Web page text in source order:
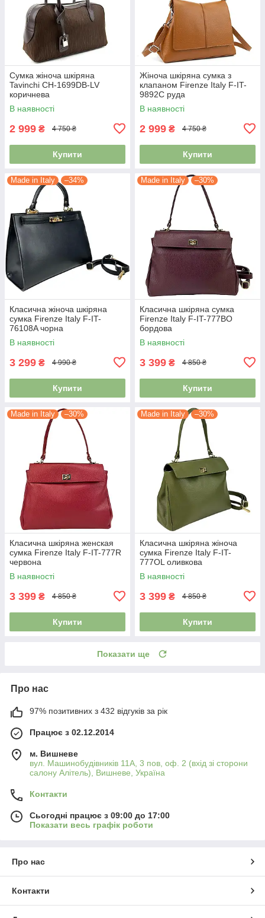
Сумка жіноча шкіряна
Tavinchi CH-1699DB-LV
коричнева
В наявності
2 999 ₴ 4 750 ₴
Купити
Жіноча шкіряна сумка з
клапаном Firenze Italy F-IT-
9892C руда
В наявності
2 999 ₴ 4 750 ₴
Купити
Made in Italy –34%
Класична жіноча шкіряна
сумка Firenze Italy F-IT-
76108A чорна
В наявності
3 299 ₴ 4 990 ₴
Купити
Made in Italy –30%
Класична шкіряна сумка
Firenze Italy F-IT-777BO
бордова
В наявності
3 399 ₴ 4 850 ₴
Купити
Made in Italy –30%
Класична шкіряна женская
сумка Firenze Italy F-IT-777R
червона
В наявності
3 399 ₴ 4 850 ₴
Купити
Made in Italy –30%
Класична шкіряна жіноча
сумка Firenze Italy F-IT-
777OL оливкова
В наявності
3 399 ₴ 4 850 ₴
Купити
Показати ще
Про нас
97% позитивних з 432 відгуків за рік
Працює з 02.12.2014
м. Вишневе
вул. Машинобудівників 11А, 3 пов, оф. 2 (вхід зі сторони
салону Алітель), Вишневе, Україна
Контакти
Сьогодні працює з 09:00 до 17:00
Показати весь графік роботи
Про нас
Контакти